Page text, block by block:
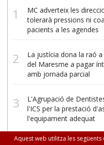
MC adverteix les
tolerarà pressions ni
pacients a les agendes
La justícia dona la raó
del Maresme a pagar
amb jornada parcial
L'Agrupació de
l'ICS per la prestació
l'equipament adequat
Aquest web utilitza les